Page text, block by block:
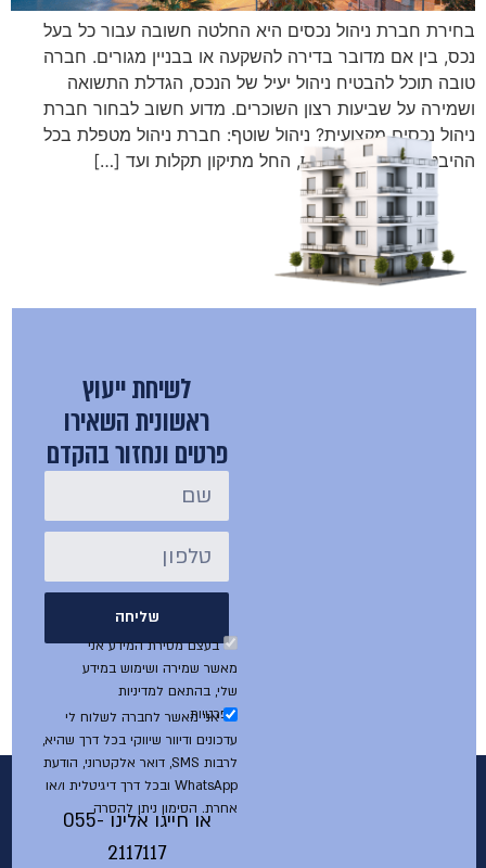
בחירת חברת ניהול נכסים היא החלטה חשובה עבור כל בעל
נכס, בין אם מדובר בדירה להשקעה או בבניין מגורים. חברה
טובה תוכל להבטיח ניהול יעיל של הנכס, הגדלת התשואה
ושמירה על שביעות רצון השוכרים. מדוע חשוב לבחור חברת
ניהול נכסים מקצועית? ניהול שוטף: חברת ניהול מטפלת בכל
ההיבטים של ניהול הנכס, החל מתיקון תקלות ועד […]
לשיחת ייעוץ
ראשונית השאירו
פרטים ונחזור בהקדם
שליחה
בעצם מסירת המידע אני
מאשר שמירה ושימוש במידע
שלי, בהתאם למדיניות
הפרטיות
אני מאשר לחברה לשלוח לי
עדכונים ודיוור שיווקי בכל דרך שהיא,
לרבות SMS, דואר אלקטרוני, הודעת
WhatsApp ובכל דרך דיגיטלית ו/או
אחרת. הסימון ניתן להסרה
או חייגו אלינו055-
2117117